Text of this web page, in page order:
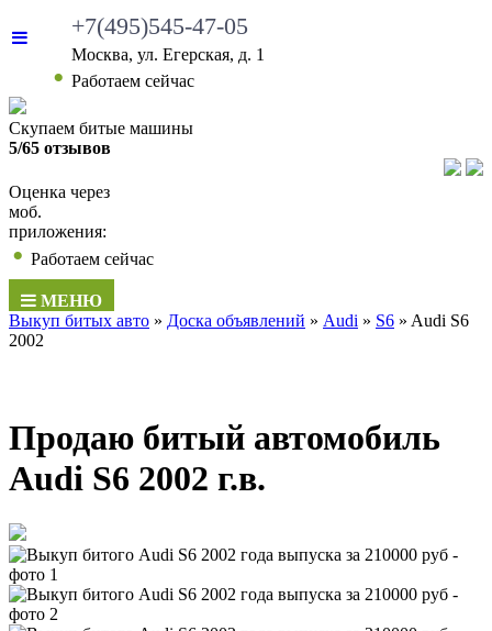
+7(495)545-47-05
Москва, ул. Егерская, д. 1
Работаем сейчас
Скупаем битые машины
5/65 отзывов
Оценка через
моб.
приложения:
Работаем сейчас
МЕНЮ
Выкуп битых авто » Доска объявлений » Audi » S6 » Audi S6
2002
Продаю битый автомобиль
Audi S6 2002 г.в.